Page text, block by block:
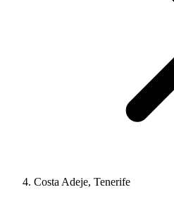
Costa Adeje, Tenerife